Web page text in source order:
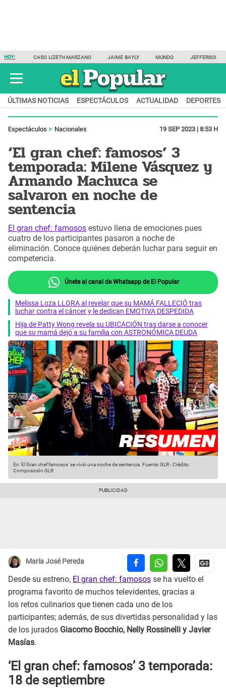
HOY: CASO LIZETH MARZANO JAIME BAYLY MUNDO JEFFERSON
ÚLTIMAS NOTICIAS ESPECTÁCULOS ACTUALIDAD DEPORTES
Espectáculos Nacionales 19 SEP 2023 | 8:53 H
‘El gran chef: famosos’ 3
temporada: Milene Vásquez y
Armando Machuca se
salvaron en noche de
sentencia
El gran chef: famosos estuvo llena de emociones pues
cuatro de los participantes pasaron a noche de
eliminación. Conoce quiénes deberán luchar para seguir en
competencia.
Únete al canal de Whatsapp de El Popular
Melissa Loza LLORA al revelar que su MAMÁ FALLECIÓ tras
luchar contra el cáncer y le dedican EMOTIVA DESPEDIDA
Hija de Patty Wong revela su UBICACIÓN tras darse a conocer
que su mamá dejó a su familia con ASTRONÓMICA DEUDA
En 'El Gran chef famosos' se vivió una noche de sentencia. Fuente: GLR-Crédito:
Composición GLR
María José Pereda
Desde su estreno, El gran chef: famosos se ha vuelto el
programa favorito de muchos televidentes, gracias a
los retos culinarios que tienen cada uno de los
participantes; además, de sus divertidas personalidad y las
de los jurados Giacomo Bocchio, Nelly Rossinelli y Javier
Masías.
‘El gran chef: famosos’ 3 temporada:
18 de septiembre